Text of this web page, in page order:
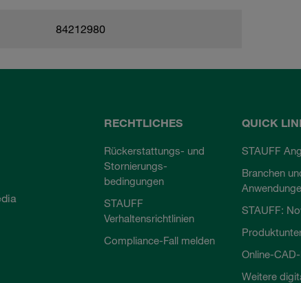
84212980
RECHTLICHES
Rückerstattungs- und
Stornierungs-
bedingungen
STAUFF
Verhaltensrichtlinien
Compliance-Fall melden
QUICK
STAUFF
Branchen
STAUFF:
Online-
Weitere